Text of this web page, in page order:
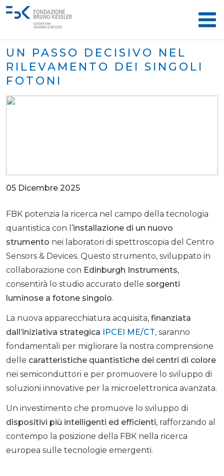
UN PASSO DECISIVO NEL
RILEVAMENTO DEI SINGOLI
FOTONI
05 Dicembre 2025
FBK potenzia la ricerca nel campo della tecnologia
quantistica con l’installazione di un nuovo
strumento nei laboratori di spettroscopia del Centro
Sensors & Devices. Questo strumento, sviluppato in
collaborazione con Edinburgh Instruments,
consentirà lo studio accurato delle sorgenti
luminose a fotone singolo.
La nuova apparecchiatura acquisita, finanziata
dall’iniziativa strategica IPCEI ME/CT, saranno
fondamentali per migliorare la nostra comprensione
delle caratteristiche quantistiche dei centri di colore
nei semiconduttori e per promuovere lo sviluppo di
soluzioni innovative per la microelettronica avanzata.
Un investimento che promuove lo sviluppo di
dispositivi più intelligenti ed efficienti, rafforzando al
contempo la posizione della FBK nella ricerca
europea sulle tecnologie emergenti.